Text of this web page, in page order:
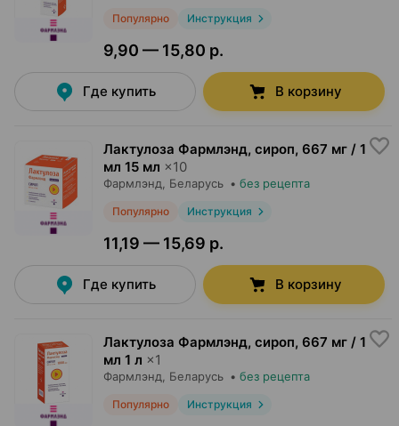
Популярно Инструкция
9,90 — 15,80 р.
Где купить В корзину
Лактулоза Фармлэнд, сироп, 667 мг / 1
мл 15 мл ×10
Фармлэнд , Беларусь • без рецепта
Популярно Инструкция
11,19 — 15,69 р.
Где купить В корзину
Лактулоза Фармлэнд, сироп, 667 мг / 1
мл 1 л ×1
Фармлэнд , Беларусь • без рецепта
Популярно Инструкция